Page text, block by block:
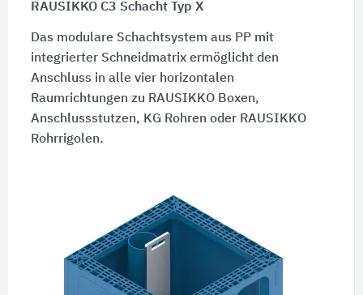
RAUSIKKO C3 Schacht Typ X
Das modulare Schachtsystem aus PP mit
integrierter Schneidmatrix ermöglicht den
Anschluss in alle vier horizontalen
Raumrichtungen zu RAUSIKKO Boxen,
Anschlussstutzen, KG Rohren oder RAUSIKKO
Rohrrigolen.